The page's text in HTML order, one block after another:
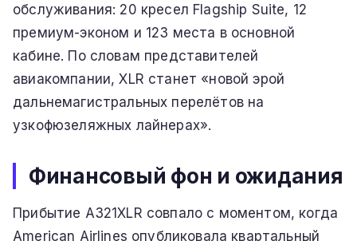
обслуживания: 20 кресел Flagship Suite, 12
премиум-эконом и 123 места в основной
кабине. По словам представителей
авиакомпании, XLR станет «новой эрой
дальнемагистральных перелётов на
узкофюзеляжных лайнерах».
Финансовый фон и ожидания
Прибытие A321XLR совпало с моментом, когда
American Airlines опубликовала квартальный